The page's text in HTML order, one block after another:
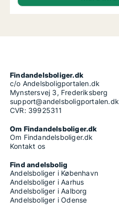
Findandelsboliger.dk
c/o Andelsboligportalen.dk
Mynstersvej 3, Frederiksberg
support@andelsboligportalen.dk
CVR: 39925311
Om Findandelsboliger.dk
Om Findandelsboliger.dk
Kontakt os
Find andelsbolig
Andelsboliger i København
Andelsboliger i Aarhus
Andelsboliger i Aalborg
Andelsboliger i Odense